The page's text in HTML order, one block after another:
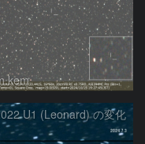
U1 (Leonard) の変化